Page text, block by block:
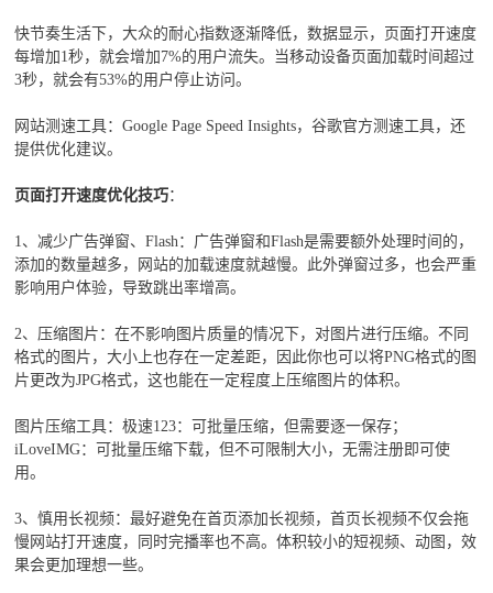
快节奏生活下，大众的耐心指数逐渐降低，数据显示，页面打开速度
每增加1秒，就会增加7%的用户流失。当移动设备页面加载时间超过
3秒，就会有53%的用户停止访问。
网站测速工具：Google Page Speed Insights，谷歌官方测速工具，还
提供优化建议。
页面打开速度优化技巧：
1、减少广告弹窗、Flash：广告弹窗和Flash是需要额外处理时间的，
添加的数量越多，网站的加载速度就越慢。此外弹窗过多，也会严重
影响用户体验，导致跳出率增高。
2、压缩图片：在不影响图片质量的情况下，对图片进行压缩。不同
格式的图片，大小上也存在一定差距，因此你也可以将PNG格式的图
片更改为JPG格式，这也能在一定程度上压缩图片的体积。
图片压缩工具：极速123：可批量压缩，但需要逐一保存；
iLoveIMG：可批量压缩下载，但不可限制大小，无需注册即可使
用。
3、慎用长视频：最好避免在首页添加长视频，首页长视频不仅会拖
慢网站打开速度，同时完播率也不高。体积较小的短视频、动图，效
果会更加理想一些。